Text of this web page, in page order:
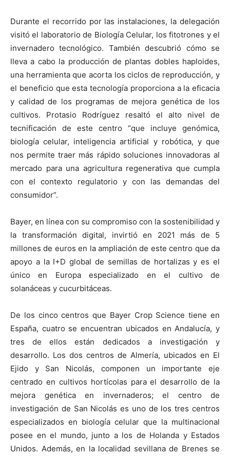
Durante el recorrido por las instalaciones, la delegación
visitó el laboratorio de Biología Celular, los fitotrones y el
invernadero tecnológico. También descubrió cómo se
lleva a cabo la producción de plantas dobles haploides,
una herramienta que acorta los ciclos de reproducción, y
el beneficio que esta tecnología proporciona a la eficacia
y calidad de los programas de mejora genética de los
cultivos. Protasio Rodríguez resaltó el alto nivel de
tecnificación de este centro “que incluye genómica,
biología celular, inteligencia artificial y robótica, y que
nos permite traer más rápido soluciones innovadoras al
mercado para una agricultura regenerativa que cumpla
con el contexto regulatorio y con las demandas del
consumidor”.
Bayer, en línea con su compromiso con la sostenibilidad y
la transformación digital, invirtió en 2021 más de 5
millones de euros en la ampliación de este centro que da
apoyo a la I+D global de semillas de hortalizas y es el
único en Europa especializado en el cultivo de
solanáceas y cucurbitáceas.
De los cinco centros que Bayer Crop Science tiene en
España, cuatro se encuentran ubicados en Andalucía, y
tres de ellos están dedicados a investigación y
desarrollo. Los dos centros de Almería, ubicados en El
Ejido y San Nicolás, componen un importante eje
centrado en cultivos hortícolas para el desarrollo de la
mejora genética en invernaderos; el centro de
investigación de San Nicolás es uno de los tres centros
especializados en biología celular que la multinacional
posee en el mundo, junto a los de Holanda y Estados
Unidos. Además, en la localidad sevillana de Brenes se